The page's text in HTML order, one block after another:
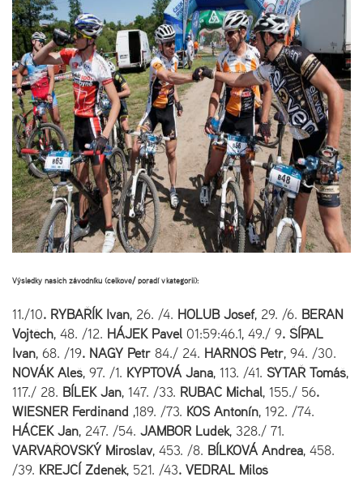
Výsledky našich závodníku (celkově/ pořadí v kategorii):
11./10. RYBAŘÍK Ivan, 26. /4. HOLUB Josef, 29. /6. BERAN
Vojtěch, 48. /12. HÁJEK Pavel 01:59:46.1, 49./ 9. ŠÍPAL
Ivan, 68. /19. NAGY Petr 84./ 24. HARNOŠ Petr, 94. /30.
NOVÁK Aleš, 97. /1. KYPTOVÁ Jana, 113. /41. SYTAŘ Tomáš,
117./ 28. BÍLEK Jan, 147. /33. RUBAČ Michal, 155./ 56.
WIESNER Ferdinand ,189. /73. KOS Antonín, 192. /74.
HÁČEK Jan, 247. /54. JAMBOR Luděk, 328./ 71.
VARVAŘOVSKÝ Miroslav, 453. /8. BÍLKOVÁ Andrea, 458.
/39. KREJČÍ Zdeněk, 521. /43. VEDRAL Miloš